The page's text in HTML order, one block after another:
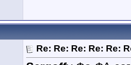
Re: Re: Re: Re: Re: